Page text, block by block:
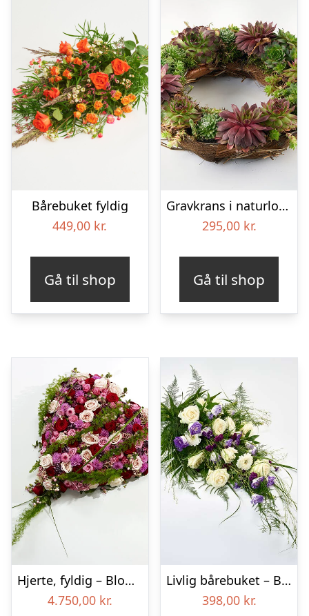
Bårebuket fyldig
449,00 kr.
Gå til shop
Gravkrans i naturlook – Blomster til begravelse
295,00 kr.
Gå til shop
Hjerte, fyldig – Blomster til begravelse
4.750,00 kr.
Livlig bårebuket – Blomster til begravelse
398,00 kr.